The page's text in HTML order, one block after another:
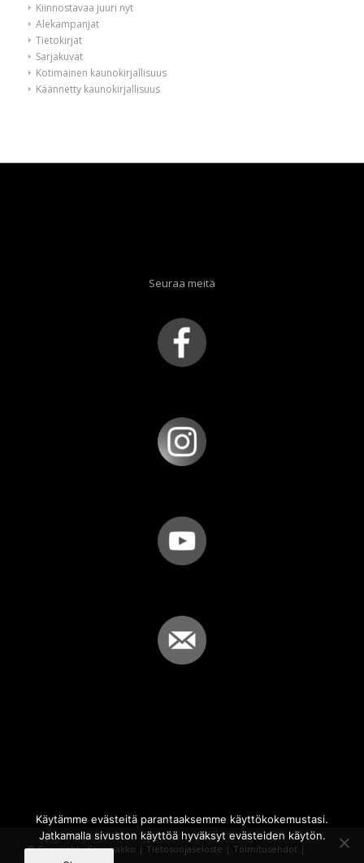
Kiinnostavaa juuri nyt
Alekampanjat
Tietokirjat
Sarjakuvat
Kotimainen kaunokirjallisuus
Käännetty kaunokirjallisuus
Seuraa meitä
© Copyright - Sammakko | Tietosuojaseloste | Toimitusehdot |
Käytämme evästeitä parantaaksemme käyttökokemustasi.
Jatkamalla sivuston käyttöä hyväksyt evästeiden käytön.